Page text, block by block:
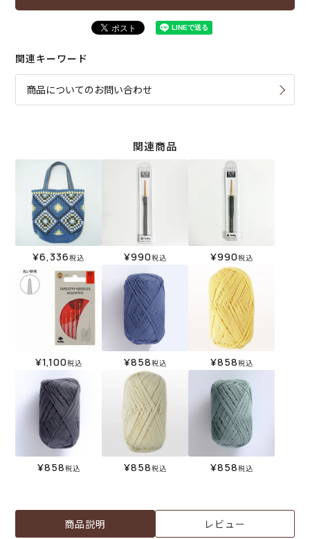
関連キーワード
商品についてのお問い合わせ
関連商品
¥6,336税込 ¥990税込 ¥990税込
¥1,100税込 ¥858税込 ¥858税込
¥858税込 ¥858税込 ¥858税込
商品説明 レビュー